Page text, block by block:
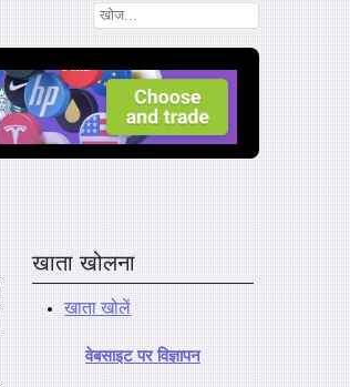
खाता खोलना
खाता खोलें
वेबसाइट पर विज्ञापन